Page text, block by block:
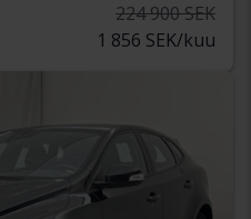
224 900 SEK
1 856 SEK/kuu